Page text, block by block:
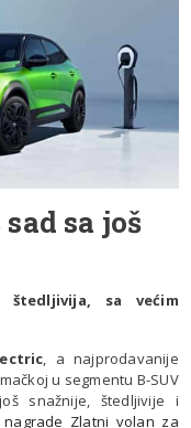
sa još
štedljivija, sa većim
, a najprodavanije
u segmentu B-SUV
snažnije, štedljivije i
nagrade Zlatni volan za